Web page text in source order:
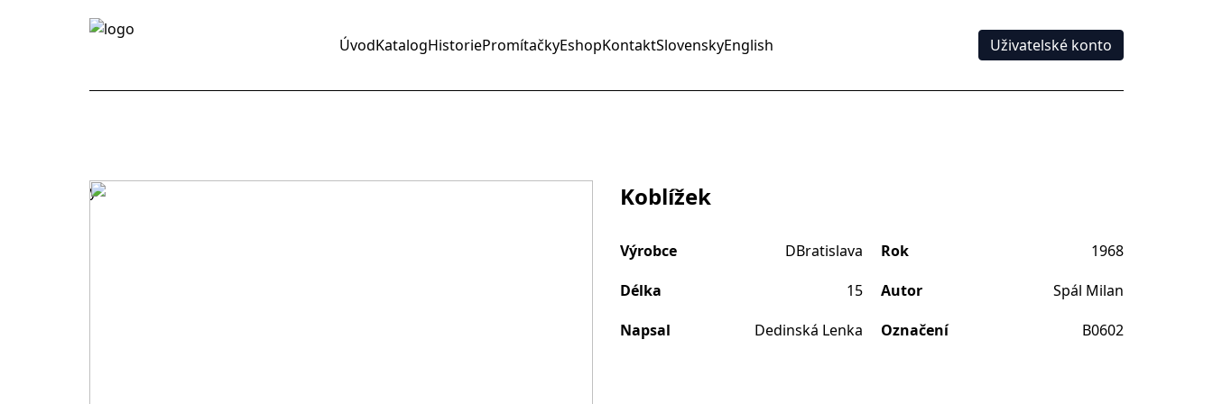
ÚvodKatalogHistoriePromítačkyEshopKontaktSlovenskyEnglish Uživatelské konto
y Koblížek
Výrobce DBratislava Rok
1968
Délka
15 Autor
Spál Milan
Napsal
Dedinská Lenka Označení B0602